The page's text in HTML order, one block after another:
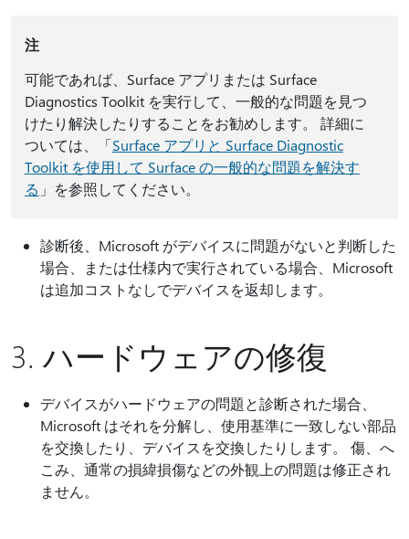
注
可能であれば、Surface アプリまたは Surface
Diagnostics Toolkit を実行して、一般的な問題を見つ
けたり解決したりすることをお勧めします。 詳細に
ついては、「Surface アプリと Surface Diagnostic
Toolkit を使用して Surface の一般的な問題を解決す
る 」を参照してください。
診断後、Microsoft がデバイスに問題がないと判断した
場合、または仕様内で実行されている場合、Microsoft
は追加コストなしでデバイスを返却します。
3. ハードウェアの修復
デバイスがハードウェアの問題と診断された場合、
Microsoft はそれを分解し、使用基準に一致しない部品
を交換したり、デバイスを交換したりします。 傷、へ
こみ、通常の損緯損傷などの外観上の問題は修正され
ません。